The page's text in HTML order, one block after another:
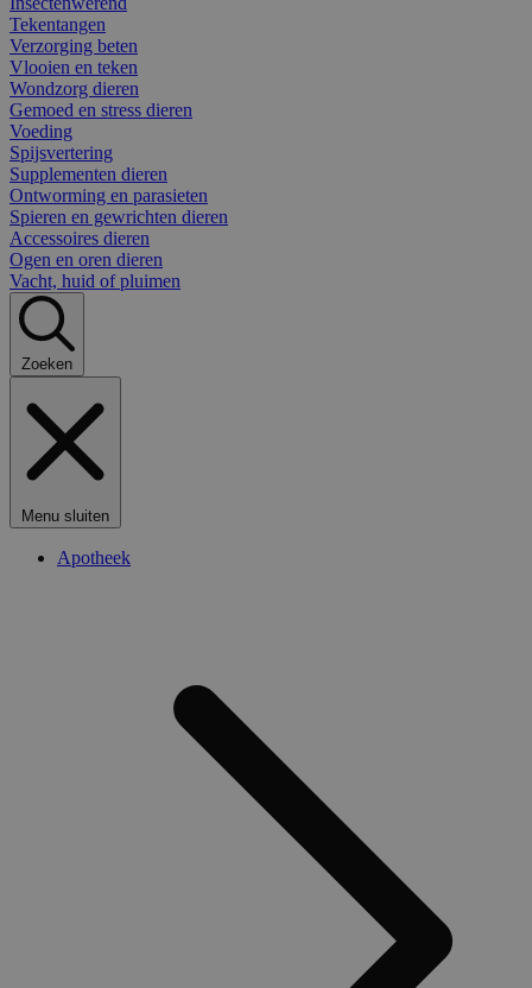
Tekentangen
Verzorging beten
Vlooien en teken
Wondzorg dieren
Gemoed en stress dieren
Voeding
Spijsvertering
Supplementen dieren
Ontworming en parasieten
Spieren en gewrichten dieren
Accessoires dieren
Ogen en oren dieren
Vacht, huid of pluimen
Zoeken
Menu sluiten
Apotheek